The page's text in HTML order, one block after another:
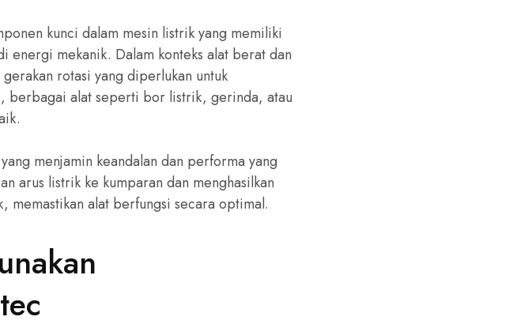
kunci dalam mesin listrik yang memiliki
energi mekanik. Dalam konteks alat berat dan
rotasi yang diperlukan untuk
berbagai alat seperti bor listrik, gerinda, atau
menjamin keandalan dan performa yang
arus listrik ke kumparan dan menghasilkan
memastikan alat berfungsi secara optimal.